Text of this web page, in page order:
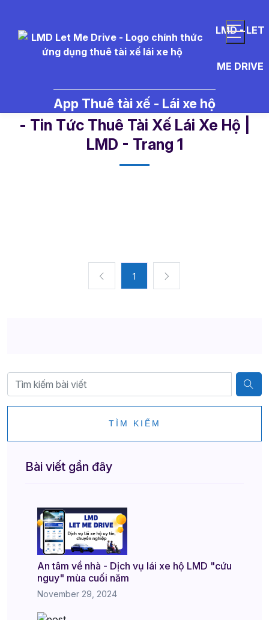
LMD - LET
ME DRIVE
App Thuê tài xế - Lái xe hộ
- Tin Tức Thuê Tài Xế Lái Xe Hộ |
LMD - Trang 1​
1
TÌM KIẾM
Bài viết gần đây
An tâm về nhà - Dịch vụ lái xe hộ LMD "cứu
nguy" mùa cuối năm
November 29, 2024